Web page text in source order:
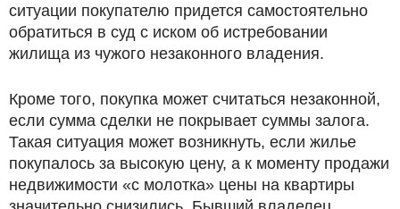
ситуации покупателю придется самостоятельно
обратиться в суд с иском об истребовании
жилища из чужого незаконного владения.
Кроме того, покупка может считаться незаконной,
если сумма сделки не покрывает суммы залога.
Такая ситуация может возникнуть, если жилье
покупалось за высокую цену, а к моменту продажи
недвижимости «с молотка» цены на квартиры